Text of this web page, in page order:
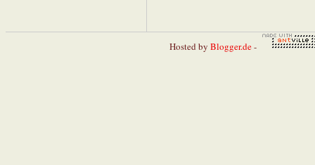
Hosted by Blogger.de-